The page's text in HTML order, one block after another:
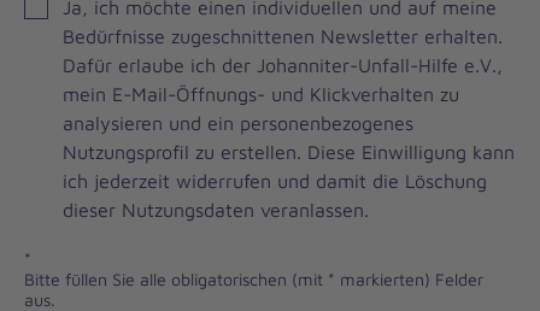
Brevo
Newsletter
Checkbox
Ja, ich möchte einen individuellen und auf meine
Bedürfnisse zugeschnittenen Newsletter erhalten.
Dafür erlaube ich der Johanniter-Unfall-Hilfe e.V.,
mein E-Mail-Öffnungs- und Klickverhalten zu
analysieren und ein personenbezogenes
Nutzungsprofil zu erstellen. Diese Einwilligung kann
ich jederzeit widerrufen und damit die Löschung
dieser Nutzungsdaten veranlassen.
*
Bitte füllen Sie alle obligatorischen (mit * markierten) Felder
aus.